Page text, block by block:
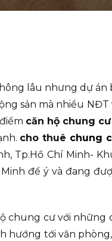
lâu nhưng dự án
sản mà nhiều NĐT
căn hộ chung
cho thuê chung
Tp.Hồ Chí Minh-
để ý và đang
chung cư với những
hướng tới văn